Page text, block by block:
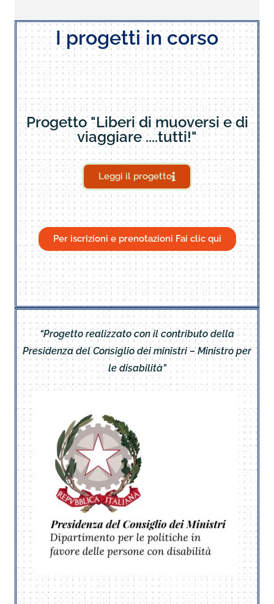
I progetti in corso
Progetto "Liberi di muoversi e di
viaggiare ....tutti!"
Leggi il progetto
Per iscrizioni e prenotazioni Fai clic qui
“Progetto realizzato con il contributo della
Presidenza del Consiglio dei ministri – Ministro per
le disabilità”